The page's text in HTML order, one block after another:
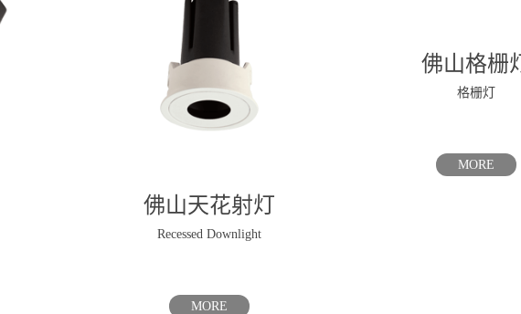
佛山天花射灯
Recessed Downlight
MORE
佛山格栅灯
格栅灯
MORE